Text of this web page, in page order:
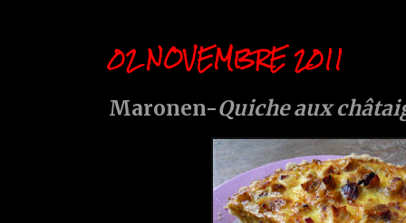
02 NOVEMBRE 2011
Maronen-Quiche aux